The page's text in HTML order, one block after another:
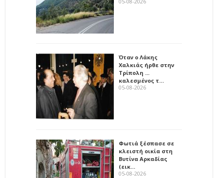
Όταν ο Λάκης
Χαλκιάς ήρθε στην
Τρίπολη ...
καλεσμένος τ…
05-08-2026
Φωτιά ξέσπασε σε
κλειστή οικία στη
Βυτίνα Αρκαδίας
(εικ…
05-08-2026